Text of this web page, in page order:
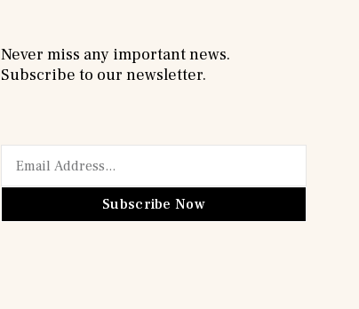
Never miss any important news.
Subscribe to our newsletter.
Subscribe Now